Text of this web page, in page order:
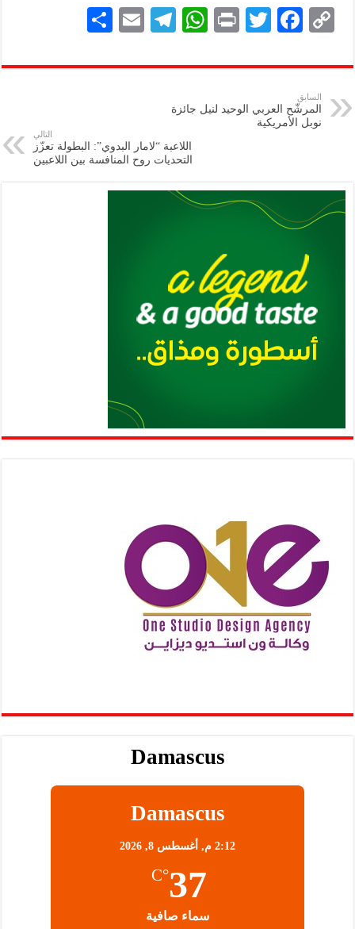
C
p
y
Li
F
eb
k
T
tt
P
nt
W
at
A
p
p
Te
gr
E
ai
ar
السابق
المرشّح العربي الوحيد لنيل جائزة
نوبل الأمريكية
التالي
اللاعبة “لامار البدوي”: البطولة تعزّز
التحديات روح المنافسة بين اللاعبين
Damascus
Damascus
2:12 م, أغسطس 8, 2026
37
°C
سماء صافية